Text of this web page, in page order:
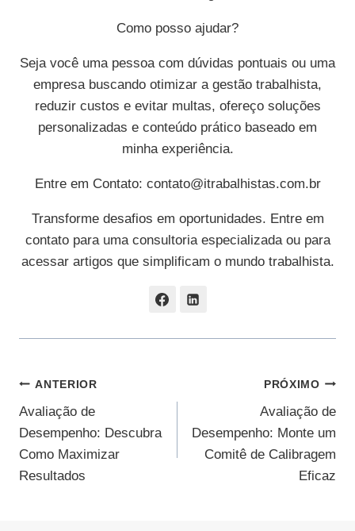
Como posso ajudar?
Seja você uma pessoa com dúvidas pontuais ou uma
empresa buscando otimizar a gestão trabalhista,
reduzir custos e evitar multas, ofereço soluções
personalizadas e conteúdo prático baseado em
minha experiência.
Entre em Contato: contato@itrabalhistas.com.br
Transforme desafios em oportunidades. Entre em
contato para uma consultoria especializada ou para
acessar artigos que simplificam o mundo trabalhista.
Navegação
De
Post
ANTERIOR
Avaliação de
Desempenho: Descubra
Como Maximizar
Resultados
PRÓXIMO
Avaliação de
Desempenho: Monte um
Comitê de Calibragem
Eficaz